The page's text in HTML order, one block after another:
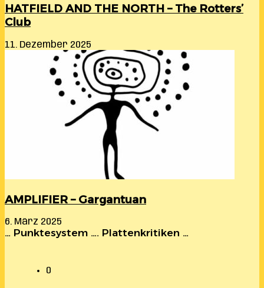
HATFIELD AND THE NORTH – The Rotters’
Club
11. Dezember 2025
AMPLIFIER – Gargantuan
6. März 2025
… Punktesystem …. Plattenkritiken …
0